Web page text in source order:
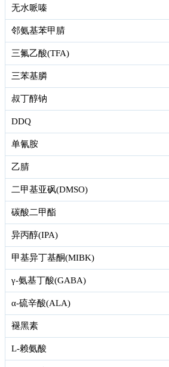
无水哌嗪
邻氨基苯甲腈
三氟乙酸(TFA)
三苯基膦
叔丁醇钠
DDQ
单氰胺
乙腈
二甲基亚砜(DMSO)
碳酸二甲酯
异丙醇(IPA)
甲基异丁基酮(MIBK)
γ-氨基丁酸(GABA)
α-硫辛酸(ALA)
褪黑素
L-赖氨酸